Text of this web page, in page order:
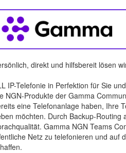
direkt und hilfsbereit lösen
IP-Telefonie in Perfektion für Sie
NGN-Produkte der Gamma
eine Telefonanlage haben, Ihre
möchten. Durch Backup-
Gamma NGN Teams
Netz zu telefonieren und auf